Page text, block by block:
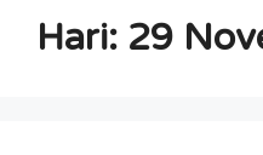
Hari: 29